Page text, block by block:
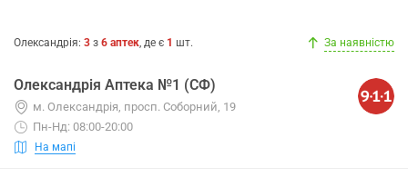
Олександрія: 3 з 6 аптек, де є 1 шт. За наявністю
Олександрія Аптека №1 (СФ)
м. Олександрія, просп. Соборний, 19
Пн-Нд: 08:00-20:00
На мапі